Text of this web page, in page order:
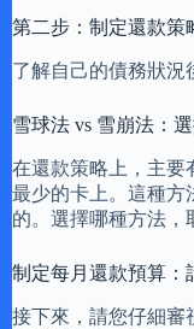
第二步：制定還款策
了解自己的債務狀況
雪球法 vs 雪崩法：
在還款策略上，主要
最少的卡上。這種方
的。選擇哪種方法，
制定每月還款預算：
接下來，請您仔細審